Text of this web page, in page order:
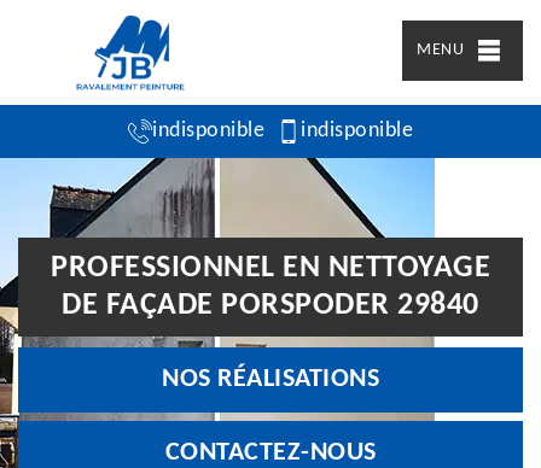
MENU
indisponible indisponible
PROFESSIONNEL EN NETTOYAGE
DE FAÇADE PORSPODER 29840
NOS RÉALISATIONS
CONTACTEZ-NOUS